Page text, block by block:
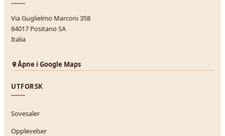
Via Guglielmo Marconi 358
84017 Positano SA
Italia
Åpne i Google Maps
UTFORSK
Sovesaler
Opplevelser